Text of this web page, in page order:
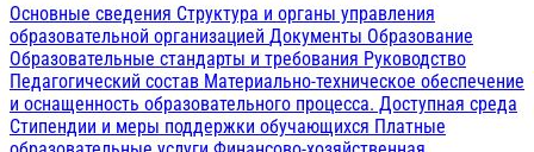
Основные сведения Структура и органы управления
образовательной организацией Документы Образование
Образовательные стандарты и требования Руководство
Педагогический состав Материально-техническое обеспечение
и оснащенность образовательного процесса. Доступная среда
Стипендии и меры поддержки обучающихся Платные